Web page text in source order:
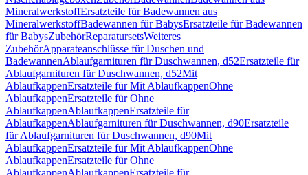
MineralwerkstoffErsatzteile für Badewannen aus
MineralwerkstoffBadewannen für BabysErsatzteile für Badewannen
für BabysZubehörReparatursetsWeiteres
ZubehörApparateanschlüsse für Duschen und
BadewannenAblaufgarnituren für Duschwannen, d52Ersatzteile für
Ablaufgarnituren für Duschwannen, d52Mit
AblaufkappenErsatzteile für Mit AblaufkappenOhne
AblaufkappenErsatzteile für Ohne
AblaufkappenAblaufkappenErsatzteile für
AblaufkappenAblaufgarnituren für Duschwannen, d90Ersatzteile
für Ablaufgarnituren für Duschwannen, d90Mit
AblaufkappenErsatzteile für Mit AblaufkappenOhne
AblaufkappenErsatzteile für Ohne
AblaufkappenAblaufkappenErsatzteile für